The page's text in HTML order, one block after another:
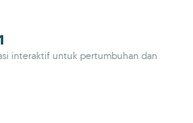
interaktif untuk pertumbuhan dan